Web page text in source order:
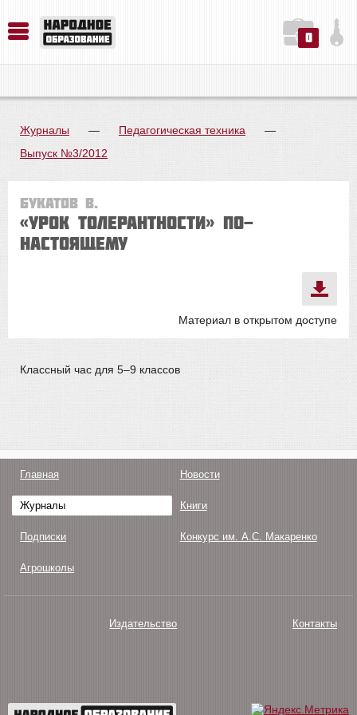
0
Журналы — Педагогическая техника
—
Выпуск №3/2012
Букатов В.
«Урок толерантности» по-
настоящему
Материал в открытом доступе
Классный час для 5–9 классов
Главная Новости
Журналы Книги
Подписки Конкурс им. А.С. Макаренко
Агрошколы
Издательство Контакты